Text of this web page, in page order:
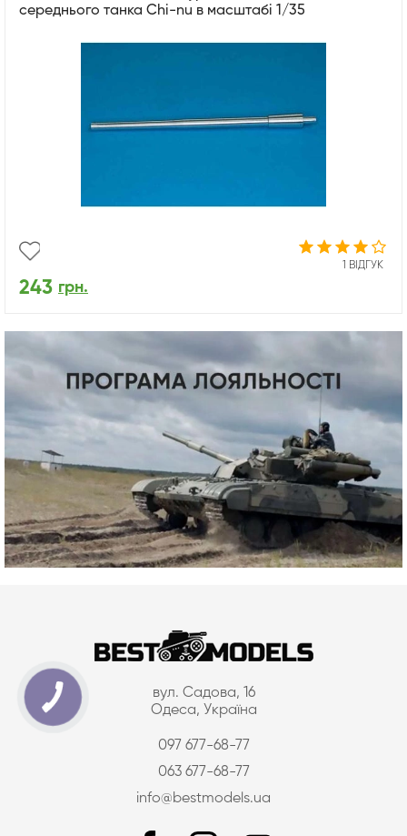
середнього танка Chi-nu в масштабі 1/35
1 ВІДГУК
243 грн.
вул. Садова, 16
Одеса, Україна
097 677-68-77
063 677-68-77
info@bestmodels.ua